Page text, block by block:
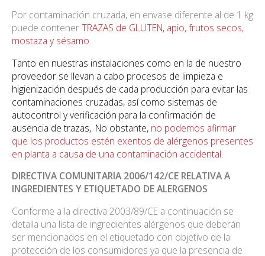
Por contaminación cruzada, en envase diferente al de 1 kg
puede contenerTRAZAS de GLUTEN, apio, frutos secos,
mostaza y sésamo.
Tanto en nuestras instalaciones como en la de nuestro
proveedor se llevan a cabo procesos de limpieza e
higienización después de cada producción para evitar las
contaminaciones cruzadas, así como sistemas de
autocontrol y verificación para la confirmación de
ausencia de trazas,. No obstante, no podemos afirmar
que los productos estén exentos de alérgenos presentes
en planta a causa de una contaminación accidental.
DIRECTIVA COMUNITARIA 2006/142/CE RELATIVA A
INGREDIENTES Y ETIQUETADO DE ALERGENOS
Conforme a la directiva 2003/89/CE a continuación se
detalla una lista de ingredientes alérgenos que deberán
ser mencionados en el etiquetado con objetivo de la
protección de los consumidores ya que la presencia de